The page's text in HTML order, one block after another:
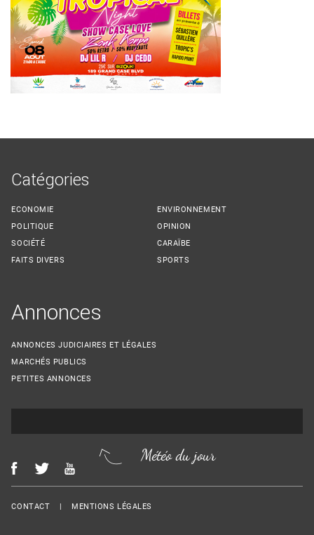
Catégories
ECONOMIE
POLITIQUE
SOCIÉTÉ
FAITS DIVERS
ENVIRONNEMENT
OPINION
CARAÏBE
SPORTS
Annonces
ANNONCES JUDICIAIRES ET LÉGALES
MARCHÉS PUBLICS
PETITES ANNONCES
Météo du jour
Menu Footer
CONTACT MENTIONS LÉGALES